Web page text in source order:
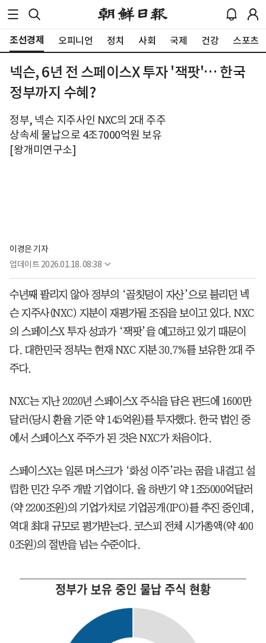
조선경제 오피니언 정치 사회 국제 건강 스포츠
넥슨, 6년 전 스페이스X 투자 '잭팟'… 한국
정부까지 수혜?
정부, 넥슨 지주사인 NXC의 2대 주주
상속세 물납으로 4조7000억원 보유
[왕개미연구소]
이경은 기자
업데이트 2026.01.18. 08:38
수년째 팔리지 않아 정부의 ‘골칫덩이 자산’으로 불리던 넥
슨 지주사(NXC) 지분이 재평가될 조짐을 보이고 있다. NXC
의 스페이스X 투자 성과가 ‘잭팟’을 예고하고 있기 때문이
다. 대한민국 정부는 현재 NXC 지분 30.7%를 보유한 2대 주
주다.
NXC는 지난 2020년 스페이스X 주식을 담은 펀드에 1600만
달러(당시 환율 기준 약 145억원)를 투자했다. 한국 법인 중
에서 스페이스X 주주가 된 것은 NXC가 처음이다.
스페이스X는 일론 머스크가 ‘화성 이주’라는 꿈을 내걸고 설
립한 민간 우주 개발 기업이다. 올 하반기 약 1조5000억달러
(약 2200조원)의 기업가치로 기업공개(IPO)를 추진 중인데,
역대 최대 규모로 평가받는다. 코스피 전체 시가총액(약 400
0조원)의 절반을 넘는 수준이다.